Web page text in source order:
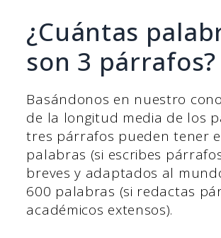
¿Cuántas
son 3 párrafos?
Basándonos en nuestro
de la longitud media de los
tres párrafos pueden tener
palabras (si escribes
breves y adaptados al
600 palabras (si redactas
académicos extensos).